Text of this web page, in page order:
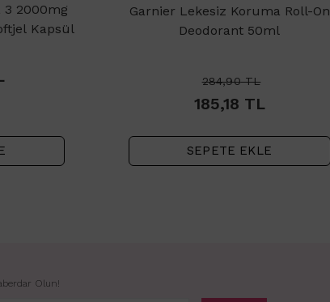
3 2000mg
Kapsül
Garnier Lekesiz Koruma Roll-On
Deodorant 50ml
284,90TL
185,18 TL
SEPETE EKLE
Olun!